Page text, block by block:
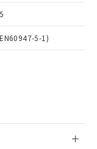
5-1)
洩または開
作成サー
は、I-Web
との取
り、予定
て有害物
な影響を
内容を当
当社は、
関係者が違
合は、取
庫状況の
種